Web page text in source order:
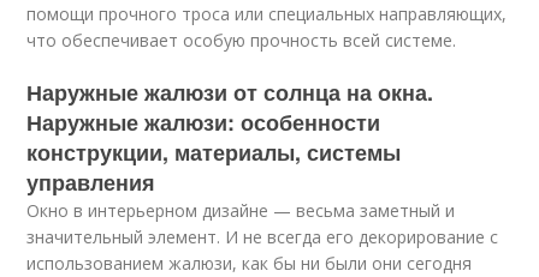
помощи прочного троса или специальных направляющих,
что обеспечивает особую прочность всей системе.
Наружные жалюзи от солнца на окна.
Наружные жалюзи: особенности
конструкции, материалы, системы
управления
Окно в интерьерном дизайне — весьма заметный и
значительный элемент. И не всегда его декорирование с
использованием жалюзи, как бы ни были они сегодня